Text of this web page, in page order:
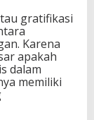
gratifikasi
Karena
apakah
dalam
memiliki